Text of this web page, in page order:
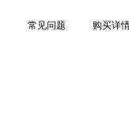
常见问题 购买详